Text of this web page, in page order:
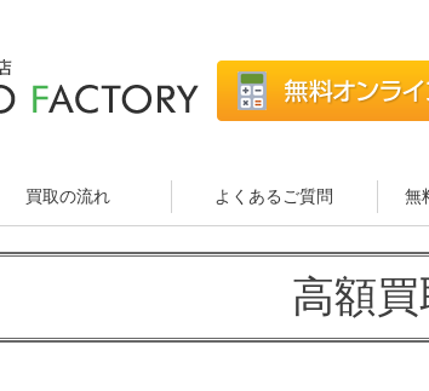
買取の流れ よくあるご質問 無
高額買